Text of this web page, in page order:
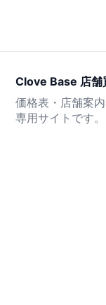
Clove Base 店舗
価格表・店舗案
専用サイトです。